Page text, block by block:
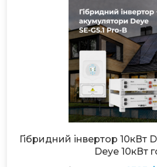
Гібридний інвертор 10кВт
Deye 10кВт